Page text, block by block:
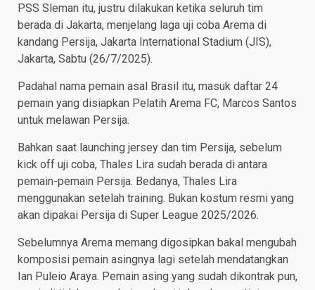
PSS Sleman itu, justru dilakukan ketika seluruh tim
berada di Jakarta, menjelang laga uji coba Arema di
kandang Persija, Jakarta International Stadium (JIS),
Jakarta, Sabtu (26/7/2025).
Padahal nama pemain asal Brasil itu, masuk daftar 24
pemain yang disiapkan Pelatih Arema FC, Marcos Santos
untuk melawan Persija.
Bahkan saat launching jersey dan tim Persija, sebelum
kick off uji coba, Thales Lira sudah berada di antara
pemain-pemain Persija. Bedanya, Thales Lira
menggunakan setelah training. Bukan kostum resmi yang
akan dipakai Persija di Super League 2025/2026.
Sebelumnya Arema memang digosipkan bakal mengubah
komposisi pemain asingnya lagi setelah mendatangkan
Ian Puleio Araya. Pemain asing yang sudah dikontrak pun,